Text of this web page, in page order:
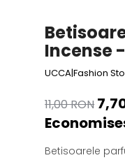
Incense -
UCCA|Fashion
11,00 RON
Betisoarele